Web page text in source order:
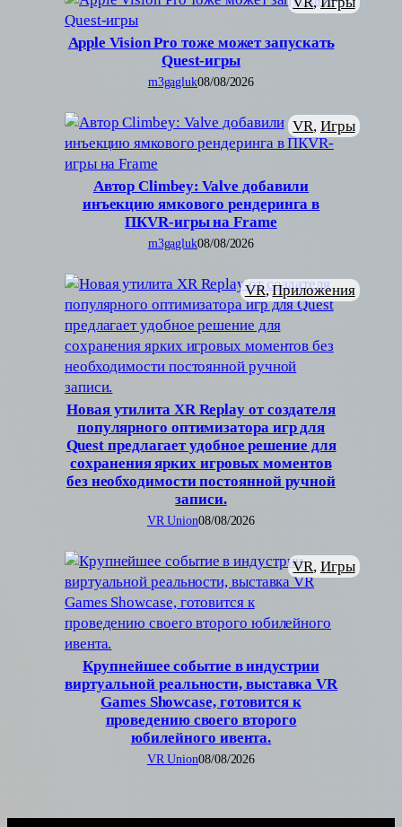
Apple Vision Pro тоже может запускать
Quest-игры
m3gagluk08/08/2026
Автор Climbey: Valve добавили
инъекцию ямкового рендеринга в
ПКVR-игры на Frame
VR, Игры
m3gagluk08/08/2026
Новая утилита XR Replay от создателя
популярного оптимизатора игр для
Quest предлагает удобное решение для
сохранения ярких игровых моментов
без необходимости постоянной ручной
записи.
VR, Приложения
VR Union08/08/2026
Крупнейшее событие в индустрии
виртуальной реальности, выставка VR
Games Showcase, готовится к
проведению своего второго
юбилейного ивента.
VR, Игры
VR Union08/08/2026